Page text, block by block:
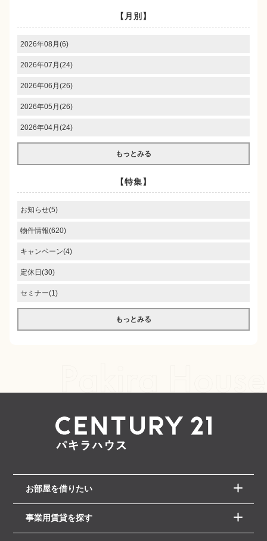
【月別】
2026年08月(6)
2026年07月(24)
2026年06月(26)
2026年05月(26)
2026年04月(24)
もっとみる
【特集】
お知らせ(5)
物件情報(620)
キャンペーン(4)
定休日(30)
セミナー(1)
もっとみる
お部屋を借りたい
事業用賃貸を探す